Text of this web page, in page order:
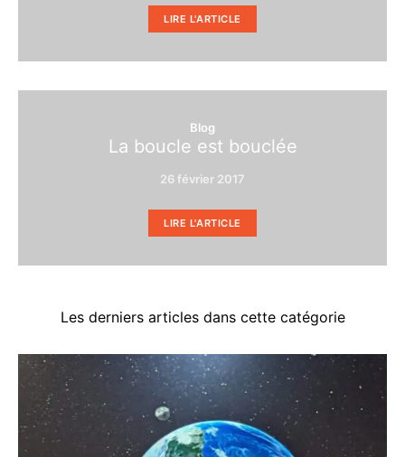
LIRE L'ARTICLE
Blog
La boucle est bouclée
26 février 2017
LIRE L'ARTICLE
Les derniers articles dans cette catégorie